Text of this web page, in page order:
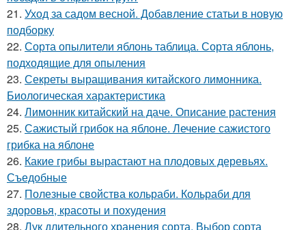
21. Уход за садом весной. Добавление статьи в новую
подборку
22. Сорта опылители яблонь таблица. Сорта яблонь,
подходящие для опыления
23. Секреты выращивания китайского лимонника.
Биологическая характеристика
24. Лимонник китайский на даче. Описание растения
25. Сажистый грибок на яблоне. Лечение сажистого
грибка на яблоне
26. Какие грибы вырастают на плодовых деревьях.
Съедобные
27. Полезные свойства кольраби. Кольраби для
здоровья, красоты и похудения
28. Лук длительного хранения сорта. Выбор сорта